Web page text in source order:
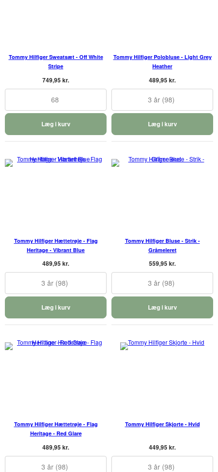
Tommy Hilfiger Sweatsæt - Off White
Stripe
749,95 kr.
68
Læg i kurv
Tommy Hilfiger Polobluse - Light Grey
Heather
489,95 kr.
3 år (98)
Læg i kurv
Tommy Hilfiger Hættetrøje - Flag
Heritage - Vibrant Blue
489,95 kr.
3 år (98)
Læg i kurv
Tommy Hilfiger Bluse - Strik -
Gråmeleret
559,95 kr.
3 år (98)
Læg i kurv
Tommy Hilfiger Hættetrøje - Flag
Heritage - Red Glare
489,95 kr.
3 år (98)
Tommy Hilfiger Skjorte - Hvid
449,95 kr.
3 år (98)